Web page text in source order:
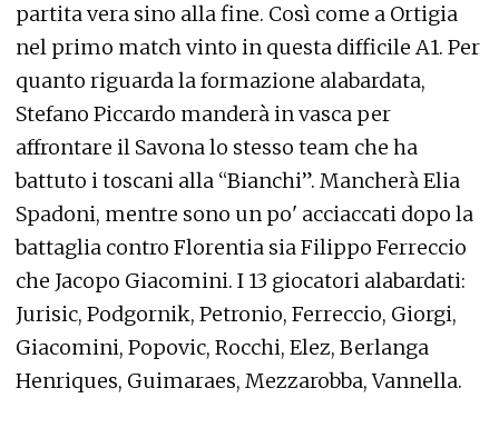
partita vera sino alla fine. Così come a Ortigia
nel primo match vinto in questa difficile A1. Per
quanto riguarda la formazione alabardata,
Stefano Piccardo manderà in vasca per
affrontare il Savona lo stesso team che ha
battuto i toscani alla “Bianchi”. Mancherà Elia
Spadoni, mentre sono un po' acciaccati dopo la
battaglia contro Florentia sia Filippo Ferreccio
che Jacopo Giacomini. I 13 giocatori alabardati:
Jurisic, Podgornik, Petronio, Ferreccio, Giorgi,
Giacomini, Popovic, Rocchi, Elez, Berlanga
Henriques, Guimaraes, Mezzarobba, Vannella.